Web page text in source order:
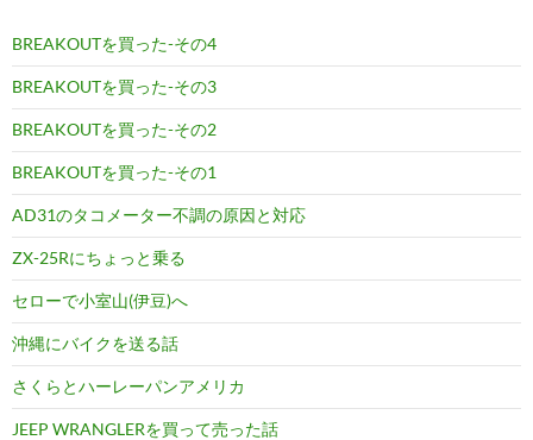
BREAKOUTを買った-その4
BREAKOUTを買った-その3
BREAKOUTを買った-その2
BREAKOUTを買った-その1
AD31のタコメーター不調の原因と対応
ZX-25Rにちょっと乗る
セローで小室山(伊豆)へ
沖縄にバイクを送る話
さくらとハーレーパンアメリカ
JEEP WRANGLERを買って売った話